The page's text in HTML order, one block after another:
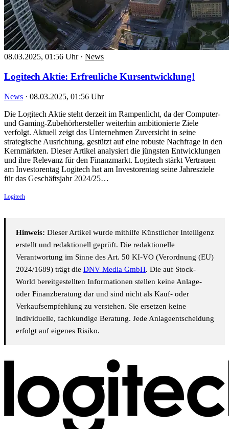
08.03.2025, 01:56 Uhr · News
Logitech Aktie: Erfreuliche Kursentwicklung!
News · 08.03.2025, 01:56 Uhr
Die Logitech Aktie steht derzeit im Rampenlicht, da der Computer-
und Gaming-Zubehörhersteller weiterhin ambitionierte Ziele
verfolgt. Aktuell zeigt das Unternehmen Zuversicht in seine
strategische Ausrichtung, gestützt auf eine robuste Nachfrage in den
Kernmärkten. Dieser Artikel analysiert die jüngsten Entwicklungen
und ihre Relevanz für den Finanzmarkt. Logitech stärkt Vertrauen
am Investorentag Logitech hat am Investorentag seine Jahresziele
für das Geschäftsjahr 2024/25…
Logitech
Hinweis: Dieser Artikel wurde mithilfe Künstlicher Intelligenz
erstellt und redaktionell geprüft. Die redaktionelle
Verantwortung im Sinne des Art. 50 KI-VO (Verordnung (EU)
2024/1689) trägt die DNV Media GmbH. Die auf Stock-
World bereitgestellten Informationen stellen keine Anlage-
oder Finanzberatung dar und sind nicht als Kauf- oder
Verkaufsempfehlung zu verstehen. Sie ersetzen keine
individuelle, fachkundige Beratung. Jede Anlageentscheidung
erfolgt auf eigenes Risiko.